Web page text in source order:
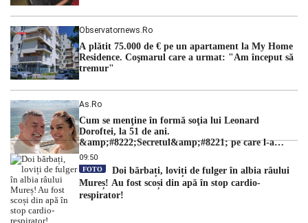
Observatornews.ro
A plătit 75.000 de € pe un apartament la My Home
Residence. Coşmarul care a urmat: "Am început să
tremur"
As.ro
Cum se menţine în formă soţia lui Leonard
Doroftei, la 51 de ani.
&amp;#8222;Secretul&amp;#8221; pe care l-a
dezvăluit
09:50
FOTO
Doi bărbați, loviți de fulger în albia râului
Mureș! Au fost scoși din apă în stop cardio-
respirator!